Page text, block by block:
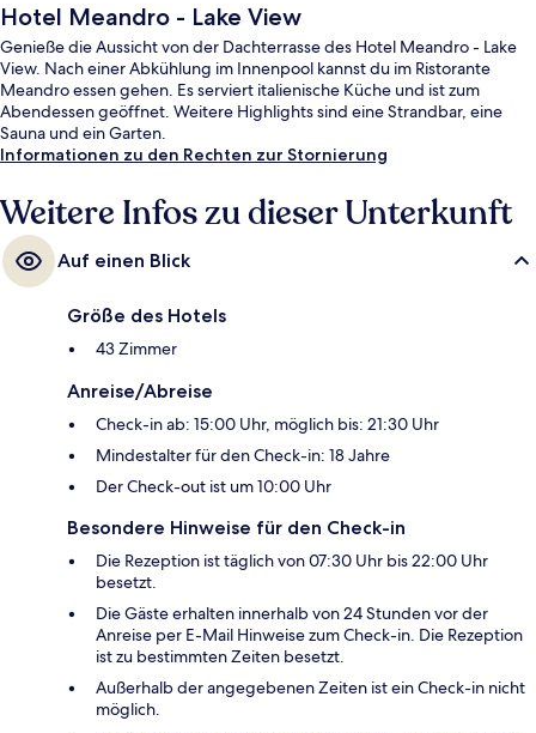
Hotel Meandro - Lake View
Genieße die Aussicht von der Dachterrasse des Hotel Meandro - Lake
View. Nach einer Abkühlung im Innenpool kannst du im Ristorante
Meandro essen gehen. Es serviert italienische Küche und ist zum
Abendessen geöffnet. Weitere Highlights sind eine Strandbar, eine
Sauna und ein Garten.
Informationen zu den Rechten zur Stornierung
Weitere Infos zu dieser Unterkunft
Auf einen Blick
Größe des Hotels
43 Zimmer
Anreise/Abreise
Check-in ab: 15:00 Uhr, möglich bis: 21:30 Uhr
Mindestalter für den Check-in: 18 Jahre
Der Check-out ist um 10:00 Uhr
Besondere Hinweise für den Check-in
Die Rezeption ist täglich von 07:30 Uhr bis 22:00 Uhr
besetzt.
Die Gäste erhalten innerhalb von 24 Stunden vor der
Anreise per E-Mail Hinweise zum Check-in. Die Rezeption
ist zu bestimmten Zeiten besetzt.
Außerhalb der angegebenen Zeiten ist ein Check-in nicht
möglich.